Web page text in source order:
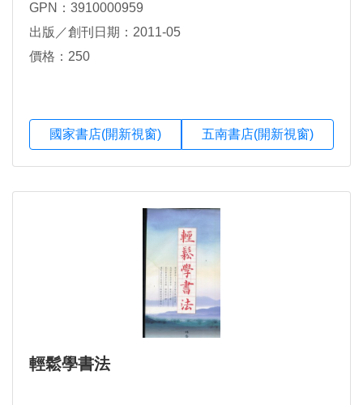
GPN：3910000959
出版／創刊日期：2011-05
價格：250
國家書店(開新視窗) 五南書店(開新視窗)
輕鬆學書法